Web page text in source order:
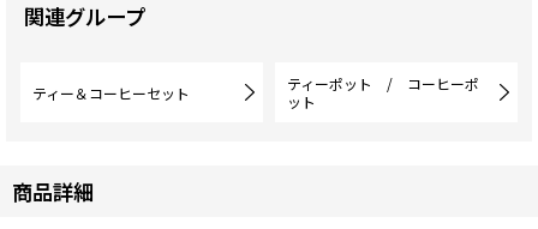
関連グループ
ティー＆コーヒーセット
ティーポット / コーヒーポ
ット
商品詳細